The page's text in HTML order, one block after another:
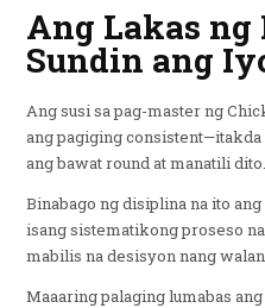
Ang Lakas ng
Sundin ang
Ang susi sa pag-master ng
ang pagiging
ang bawat round at manatili dito.
Binabago ng disiplina na ito
isang sistematikong proseso
mabilis na desisyon nang
Maaaring palaging lumabas